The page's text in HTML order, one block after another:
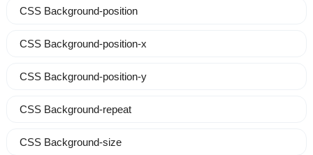
CSS Background-position
CSS Background-position-x
CSS Background-position-y
CSS Background-repeat
CSS Background-size